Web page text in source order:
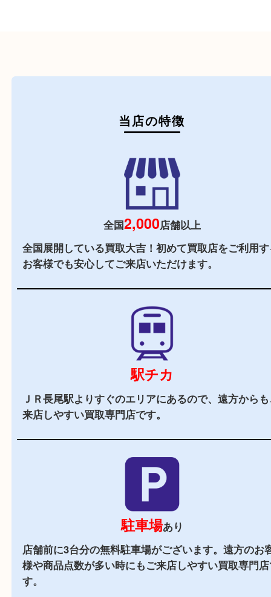
当店の特徴
全国2,000店舗以上
全国展開している買取大吉！初めて買取店をご利
お客様でも安心してご来店いただけます。